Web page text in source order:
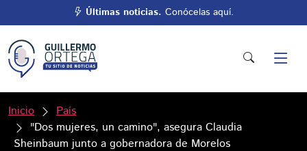
Últimas noticias. Conócelas aquí.
Inicio
País
"Dos mujeres, un camino", asegura Claudia
Sheinbaum junto a gobernadora de Morelos